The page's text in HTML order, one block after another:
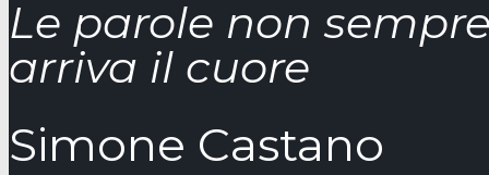
Le parole non
arriva il cuore
Simone Castano